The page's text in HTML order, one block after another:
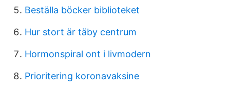
Beställa böcker biblioteket
Hur stort är täby centrum
Hormonspiral ont i livmodern
Prioritering koronavaksine